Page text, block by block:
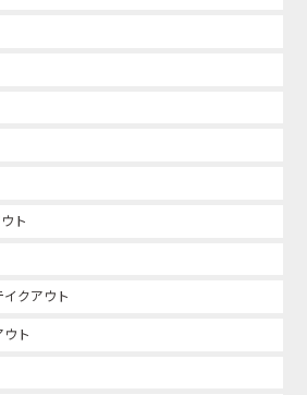
ト
クアウト
ト